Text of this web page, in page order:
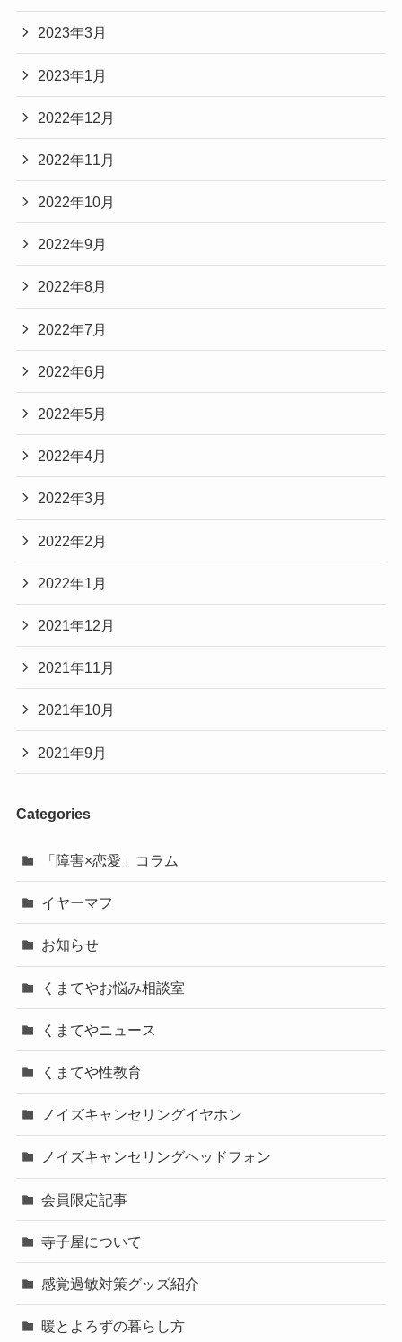
2023年3月
2023年1月
2022年12月
2022年11月
2022年10月
2022年9月
2022年8月
2022年7月
2022年6月
2022年5月
2022年4月
2022年3月
2022年2月
2022年1月
2021年12月
2021年11月
2021年10月
2021年9月
Categories
「障害×恋愛」コラム
イヤーマフ
お知らせ
くまてやお悩み相談室
くまてやニュース
くまてや性教育
ノイズキャンセリングイヤホン
ノイズキャンセリングヘッドフォン
会員限定記事
寺子屋について
感覚過敏対策グッズ紹介
暖とよろずの暮らし方